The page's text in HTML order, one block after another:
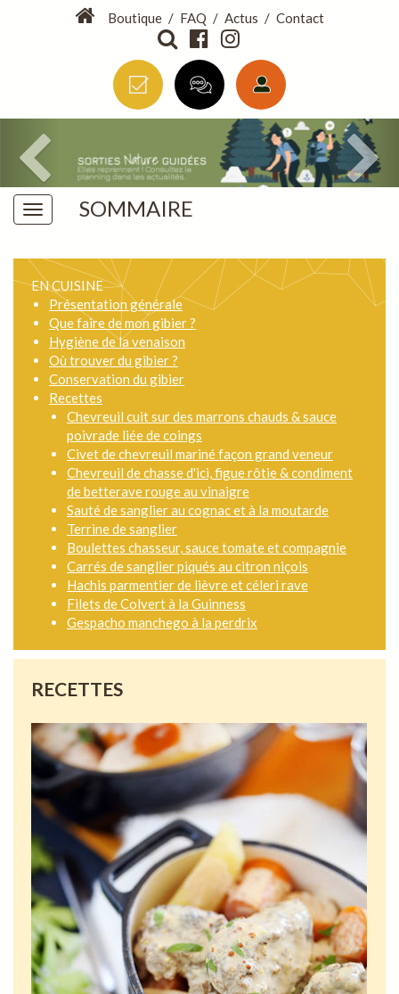
Boutique / FAQ / Actus / Contact
SOMMAIRE
EN CUISINE
Présentation générale
Que faire de mon gibier ?
Hygiène de la venaison
Où trouver du gibier ?
Conservation du gibier
Recettes
Chevreuil cuit sur des marrons chauds & sauce
poivrade liée de coings
Civet de chevreuil mariné façon grand veneur
Chevreuil de chasse d'ici, figue rôtie & condiment
de betterave rouge au vinaigre
Sauté de sanglier au cognac et à la moutarde
Terrine de sanglier
Boulettes chasseur, sauce tomate et compagnie
Carrés de sanglier piqués au citron niçois
Hachis parmentier de lièvre et céleri rave
Filets de Colvert à la Guinness
Gespacho manchego à la perdrix
RECETTES